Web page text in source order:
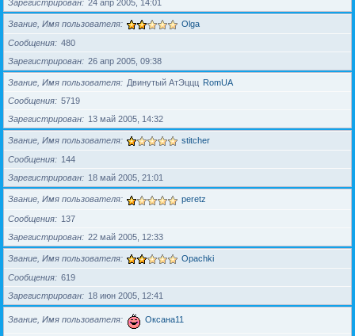
Зарегистрирован
24 апр 2005, 14:01
Звание, Имя пользователя Olga
Сообщения
480
Зарегистрирован
26 апр 2005, 09:38
Звание, Имя пользователя Двинутый АтЭццц RomUA
Сообщения
5719
Зарегистрирован
13 май 2005, 14:32
Звание, Имя пользователя stitcher
Сообщения
144
Зарегистрирован
18 май 2005, 21:01
Звание, Имя пользователя peretz
Сообщения
137
Зарегистрирован
22 май 2005, 12:33
Звание, Имя пользователя Opachki
Сообщения
619
Зарегистрирован
18 июн 2005, 12:41
Звание, Имя пользователя Оксана11